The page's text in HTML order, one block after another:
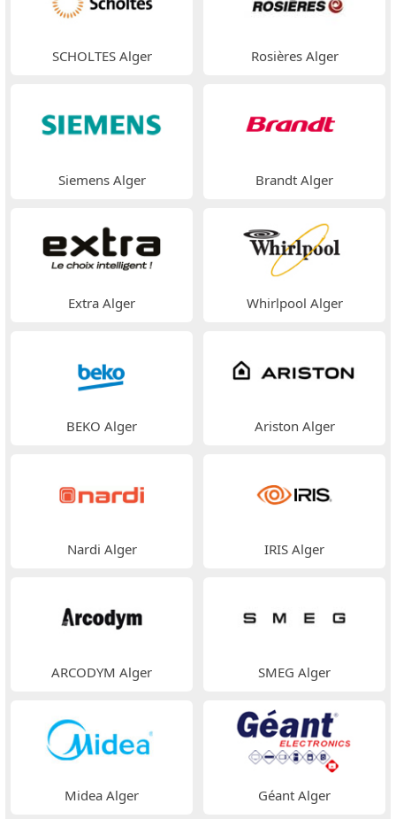
SCHOLTES Alger Rosières Alger
Siemens Alger Brandt Alger
Extra Alger Whirlpool Alger
BEKO Alger Ariston Alger
Nardi Alger IRIS Alger
ARCODYM Alger SMEG Alger
Midea Alger Géant Alger